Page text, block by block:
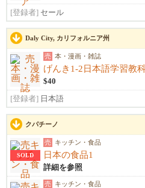
[登録者] セール
Daly City, カリフォルニア州
売 本・漫画・雑誌
げんき1-2日本語学習教
$40
[登録者] 日本語
クパチーノ
SOLD
売 キッチン・食品
日本の食品1
詳細を参照
売 キッチン・食品